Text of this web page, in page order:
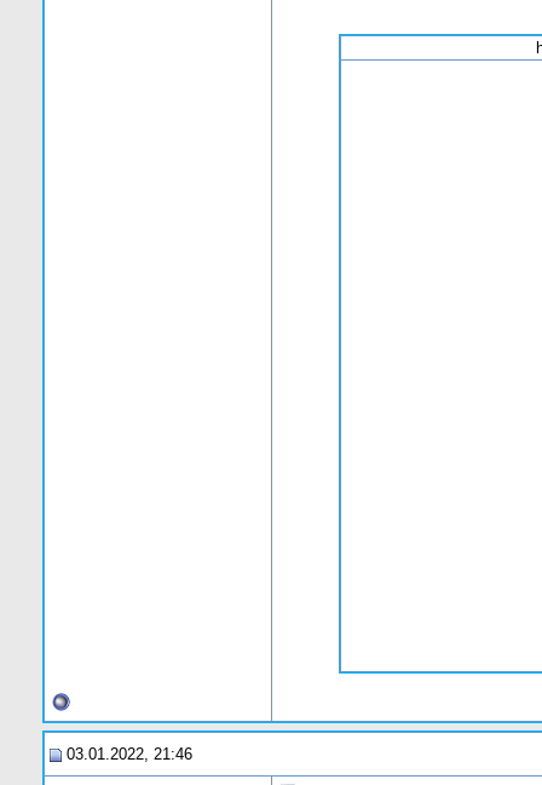
03.01.2022, 21:46